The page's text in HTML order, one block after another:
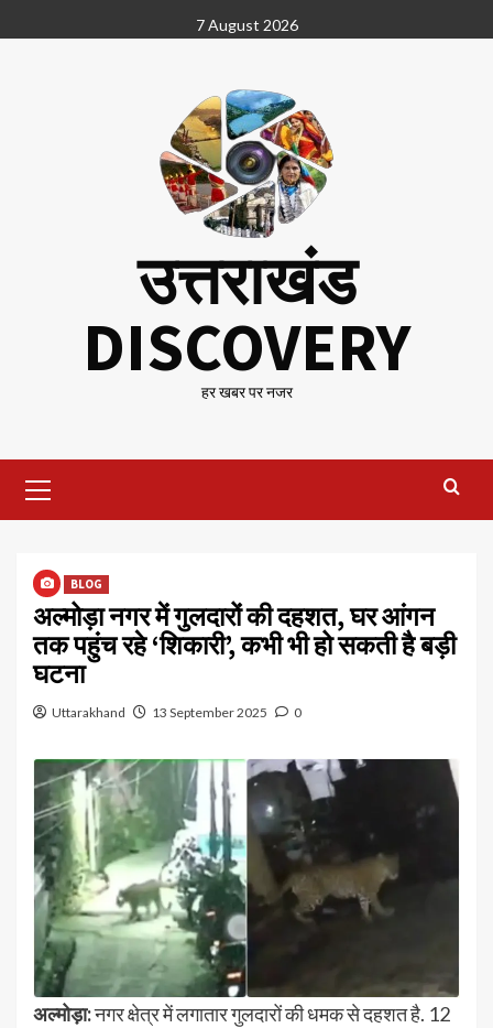
to
7 August 2026
उत्तराखंड
DISCOVERY
हर खबर पर नजर
Menu
BLOG
अल्मोड़ा नगर में गुलदारों की दहशत, घर आंगन
तक पहुंच रहे ‘शिकारी’, कभी भी हो सकती है बड़ी
घटना
Uttarakhand 13 September 2025 0
अल्मोड़ा:नगर क्षेत्र में लगातार गुलदारों की धमक से दहशत है. 12